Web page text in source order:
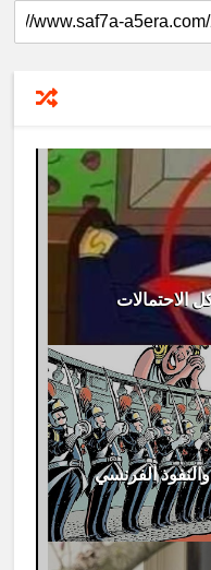
الاحتمالات
الفرنسي